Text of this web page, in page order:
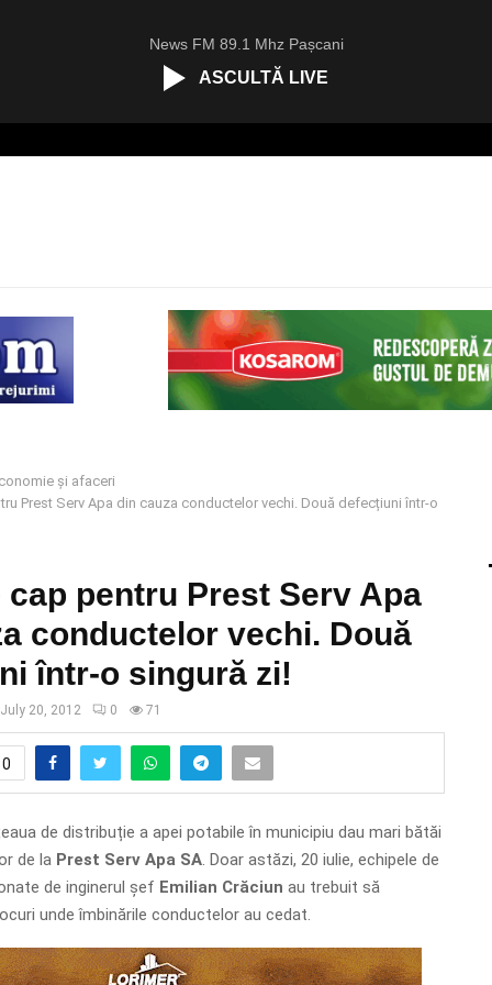
News FM 89.1 Mhz Pașcani
ASCULTĂ LIVE
și afaceri
Prest Serv Apa din cauza conductelor vechi. Două defecțiuni într-o
cap pentru Prest Serv Apa
conductelor vechi. Două
într-o singură zi!
July 20, 2012 0 71
0
de distribuție a apei potabile în municipiu dau mari bătăi
de la Prest Serv Apa SA. Doar astăzi, 20 iulie, echipele de
de inginerul șef Emilian Crăciun au trebuit să
unde îmbinările conductelor au cedat.